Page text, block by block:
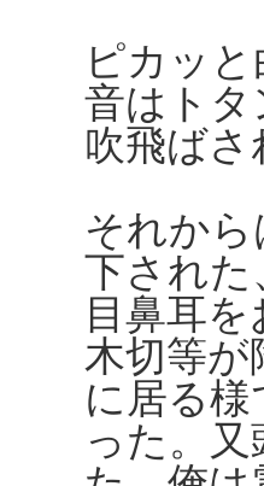
ピカッ
音はトタ
吹飛ばさ
それか
下された
目鼻耳
木切等が
に居る
った。